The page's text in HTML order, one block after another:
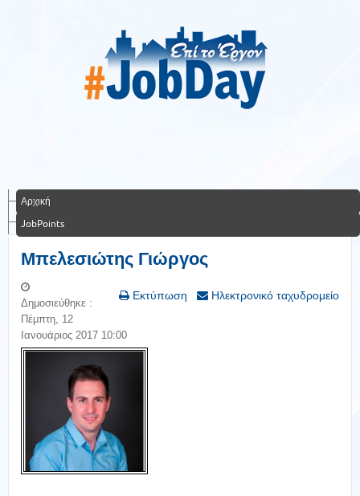
Αρχική
JobPoints
Μπελεσιώτης Γιώργος
Εκτύπωση Ηλεκτρονικό ταχυδρομείο
Δημοσιεύθηκε :
Πέμπτη, 12
Ιανουάριος 2017 10:00